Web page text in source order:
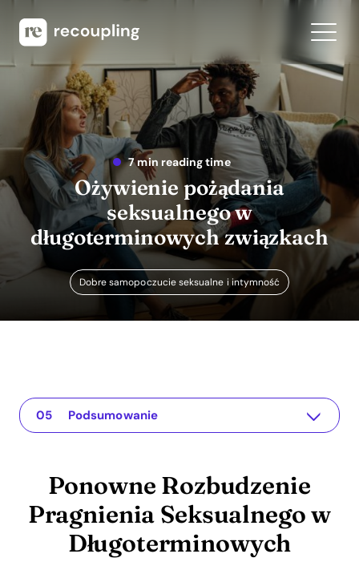
7 min reading time
Ożywienie pożądania
seksualnego w
długoterminowych związkach
Dobre samopoczucie seksualne i intymność
Ponowne Rozbudzenie Pragnienia Seksualnego w Długoterminowych Związkach
The app for your relationship
Zrozumienie Problem
Praktyczne Rozwiązania na Ponowne Odświeżenie Intymności
Podsumowanie
Ponowne Rozbudzenie
Pragnienia Seksualnego w
Długoterminowych